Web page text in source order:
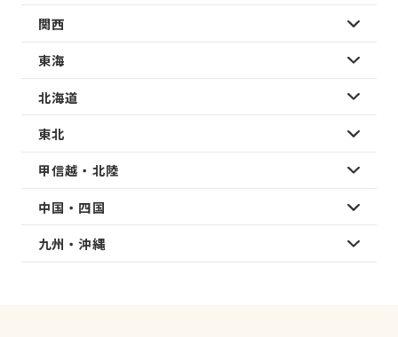
関西
東海
北海道
東北
甲信越・北陸
中国・四国
九州・沖縄